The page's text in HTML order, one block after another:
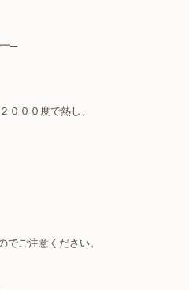
０００度で熱し、
ご注意ください。